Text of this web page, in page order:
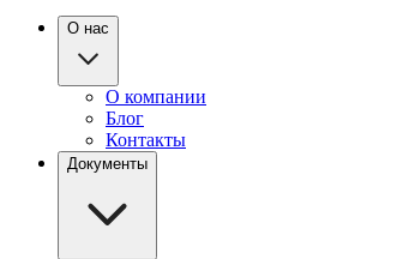
О нас
О компании
Блог
Контакты
Документы